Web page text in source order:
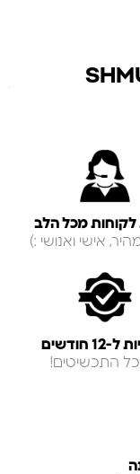
לקוחות מכל הלב
אישי ואנושי :)
חודשים
התכשיטים!